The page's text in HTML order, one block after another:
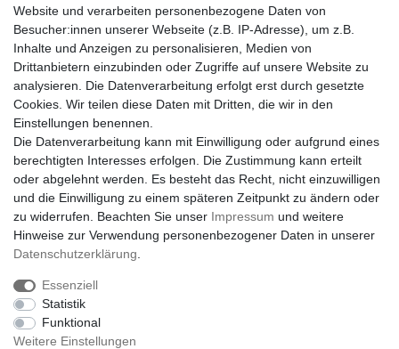
Website und verarbeiten personenbezogene Daten von
Besucher:innen unserer Webseite (z.B. IP-Adresse), um z.B.
Inhalte und Anzeigen zu personalisieren, Medien von
Drittanbietern einzubinden oder Zugriffe auf unsere Website zu
analysieren. Die Datenverarbeitung erfolgt erst durch gesetzte
Cookies. Wir teilen diese Daten mit Dritten, die wir in den
Einstellungen benennen.
Die Datenverarbeitung kann mit Einwilligung oder aufgrund eines
berechtigten Interesses erfolgen. Die Zustimmung kann erteilt
oder abgelehnt werden. Es besteht das Recht, nicht einzuwilligen
und die Einwilligung zu einem späteren Zeitpunkt zu ändern oder
zu widerrufen. Beachten Sie unser Impressum und weitere
Hinweise zur Verwendung personenbezogener Daten in unserer
Daten­schutz­erklärung
Essenziell
Statistik
Funktional
Weitere Einstellungen